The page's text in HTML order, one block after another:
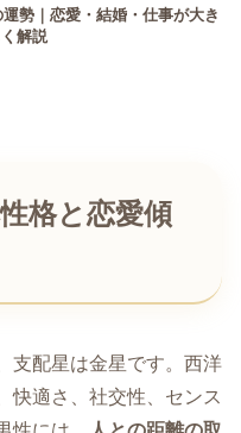
勢｜恋愛・結婚・仕事が大き
解説
格と恋愛傾
支配星は金星です。西洋
快適さ、社交性、センス